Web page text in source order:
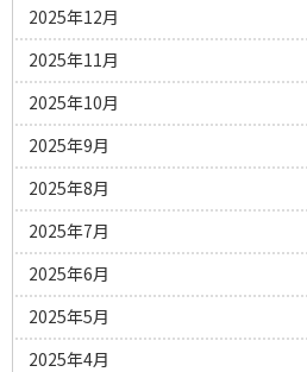
2025年12月
2025年11月
2025年10月
2025年9月
2025年8月
2025年7月
2025年6月
2025年5月
2025年4月